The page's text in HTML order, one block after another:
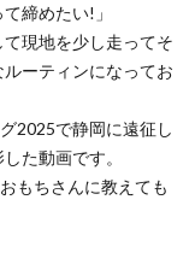
締めたい!」
現地を少し走ってそ
ーティンになってお
2025で静岡に遠征し
た動画です。
もちさんに教えても